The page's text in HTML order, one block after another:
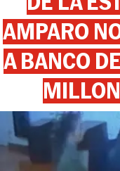
AMPARO
A BANCO